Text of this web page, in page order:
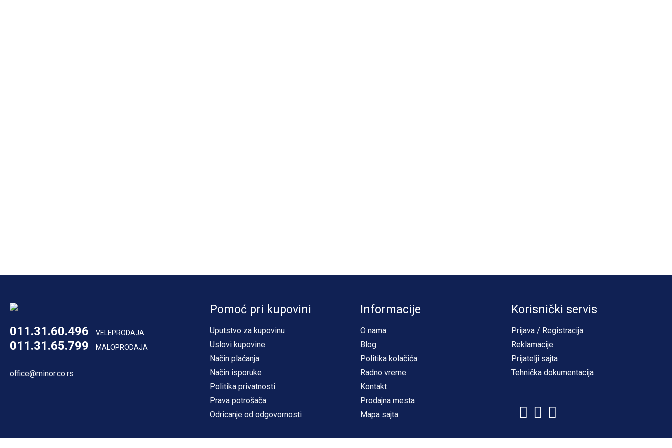
011.31.60.496 VELEPRODAJA
011.31.65.799 MALOPRODAJA
office@minor.co.rs
Pomoć pri kupovini
Uputstvo za kupovinu
Uslovi kupovine
Način plaćanja
Način isporuke
Politika privatnosti
Prava potrošača
Odricanje od odgovornosti
Informacije
O nama
Blog
Politika kolačića
Radno vreme
Kontakt
Prodajna mesta
Mapa sajta
Korisnički servis
Prijava / Registracija
Reklamacije
Prijatelji sajta
Tehnička dokumentacija